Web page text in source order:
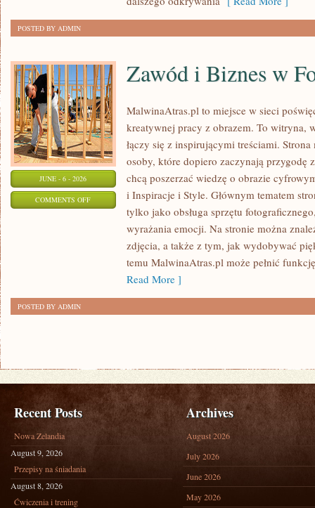
POSTED BY ADMIN
JUNE - 6 - 2026
COMMENTS OFFON
Zawód i Biznes w
MalwinaAtras.pl to miejsce w sieci
kreatywnej pracy z obrazem. To witryna,
łączy się z inspirującymi treściami.
osoby, które dopiero zaczynają przygodę
chcą poszerzać wiedzę o obrazie
i Inspiracje i Style. Głównym tematem
tylko jako obsługa sprzętu
wyrażania emocji. Na stronie można
zdjęcia, a także z tym, jak wydobywać
temu MalwinaAtras.pl może pełnić
Read More ]
POSTED BY ADMIN
Recent Posts
Nowa Zelandia
August 9, 2026
Przepisy na śniadania
August 8, 2026
Ćwiczenia i trening
Archives
August 2026
July 2026
June 2026
May 2026